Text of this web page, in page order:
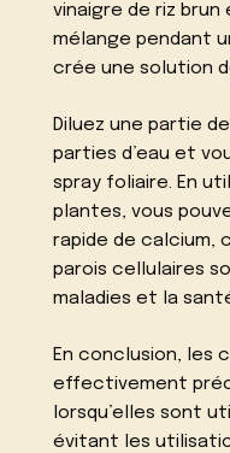
vinaigre de riz
mélange pendant
crée une solution
Diluez une partie
parties d’eau et
spray foliaire. En
plantes, vous
rapide de calcium,
parois cellulaires
maladies et la
En conclusion, les
effectivement
lorsqu’elles sont
évitant les